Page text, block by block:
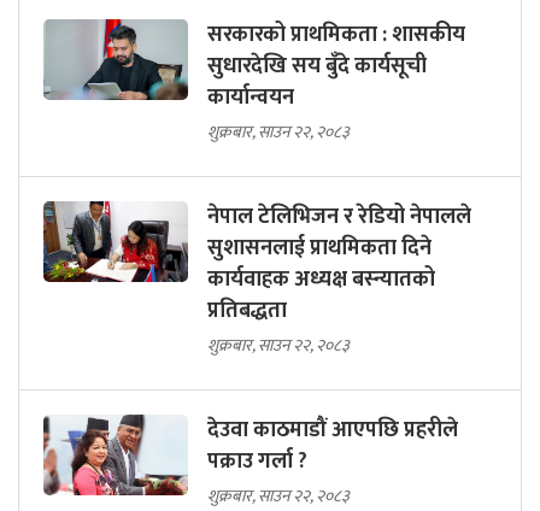
सरकारको प्राथमिकता : शासकीय
सुधारदेखि सय बुँदे कार्यसूची
कार्यान्वयन
शुक्रबार, साउन २२, २०८३
नेपाल टेलिभिजन र रेडियो नेपालले
सुशासनलाई प्राथमिकता दिने
कार्यवाहक अध्यक्ष बस्न्यातको
प्रतिबद्धता
शुक्रबार, साउन २२, २०८३
देउवा काठमाडौं आएपछि प्रहरीले
पक्राउ गर्ला ?
शुक्रबार, साउन २२, २०८३